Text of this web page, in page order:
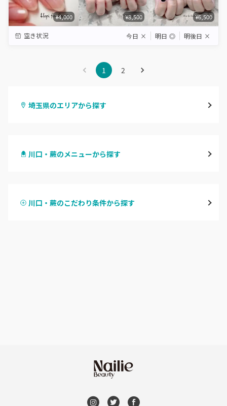
¥4,000 ¥8,500 ¥6,500
空き状況 今日 × 明日 ◎ 明後日 ×
1 2
埼玉県のエリアから探す
与野
ふじみ野・鶴瀬・上福岡
川口・蕨のメニューから探す
ハンドスカルプ
川口・蕨のこだわり条件から探す